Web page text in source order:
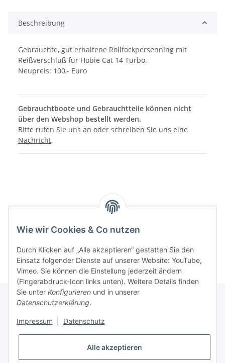
Beschreibung
Gebrauchte, gut erhaltene Rollfockpersenning mit
Reißverschluß für Hobie Cat 14 Turbo.
Neupreis: 100,- Euro
Gebrauchtboote und Gebrauchtteile können nicht
über den Webshop bestellt werden.
Bitte rufen Sie uns an oder schreiben Sie uns eine
Nachricht.
Informationen
Gesetzliche Informationen
Wie wir Cookies & Co nutzen
Durch Klicken auf „Alle akzeptieren“ gestatten Sie den
Einsatz folgender Dienste auf unserer Website: YouTube,
Vimeo. Sie können die Einstellung jederzeit ändern
(Fingerabdruck-Icon links unten). Weitere Details finden
Sie unter Konfigurieren und in unserer
Datenschutzerklärung.
Impressum Datenschutz
Alle akzeptieren